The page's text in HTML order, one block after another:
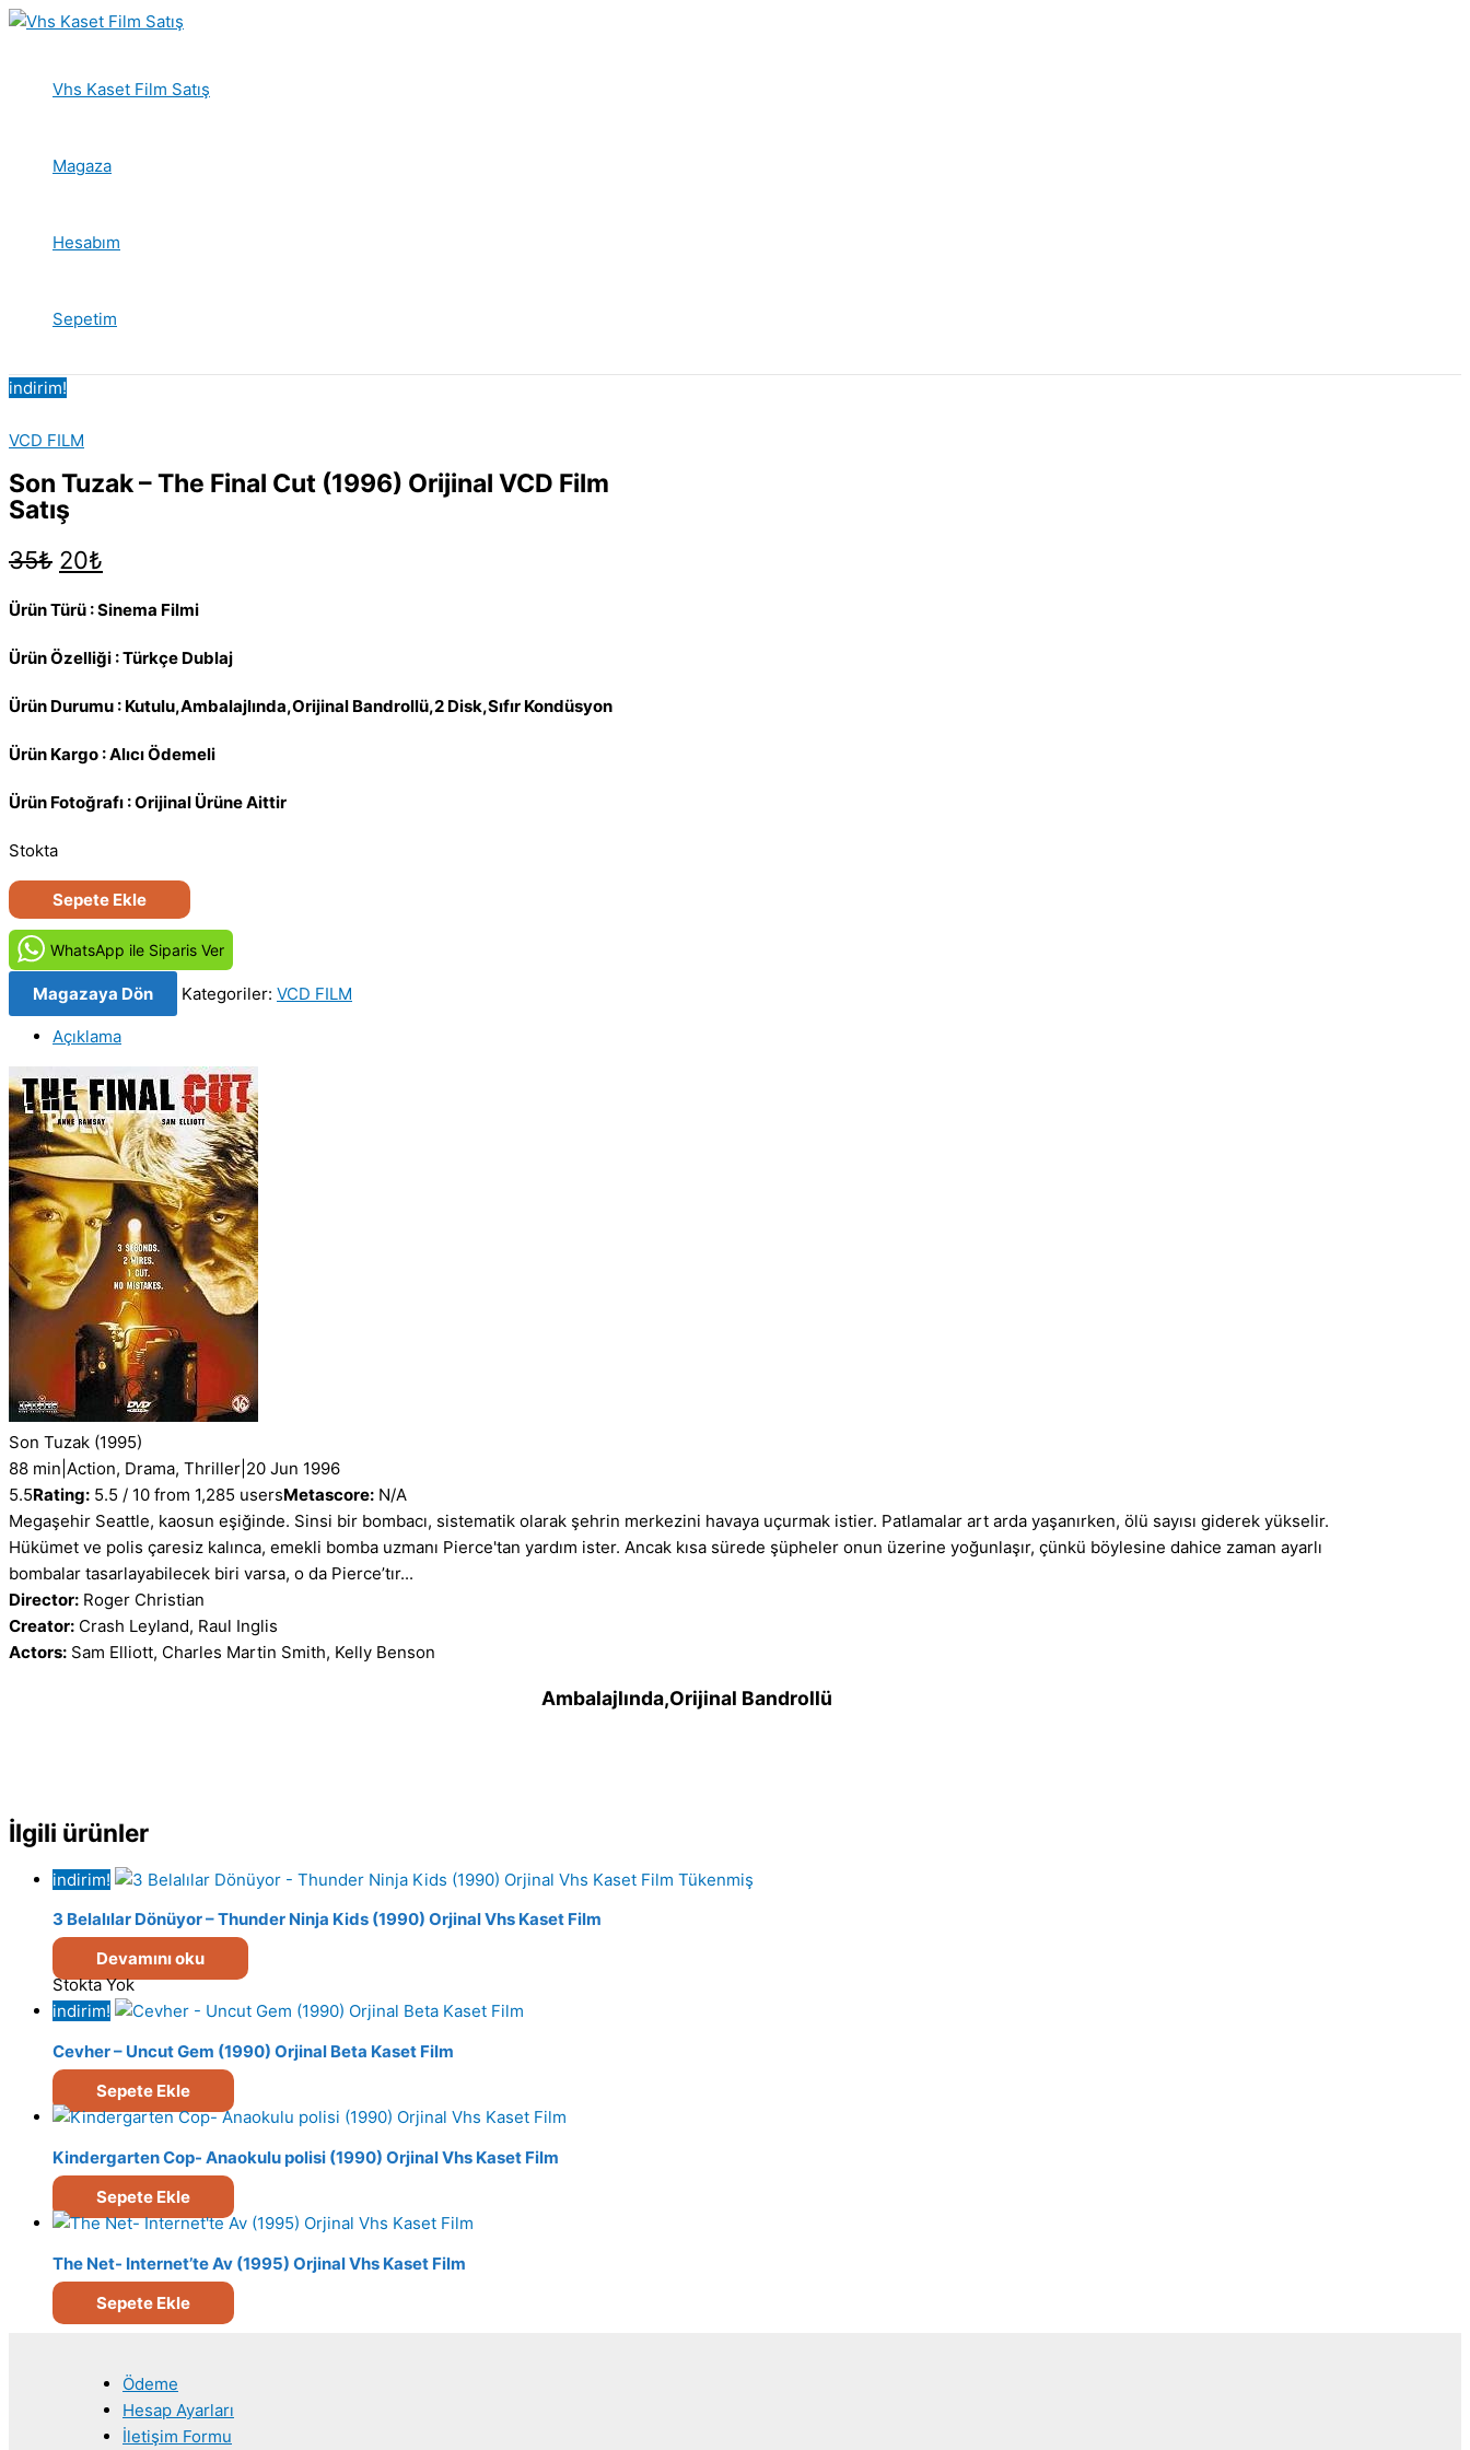
İçeriğe
Vhs Kaset Film Satış
Magaza
Hesabım
Sepetim
indirim!
VCD FILM
Son Tuzak – The Final Cut (1996) Orijinal VCD Film
Satış
35₺ Orijinal
35₺.
20₺
fiyat:
Ürün Türü : Sinema Filmi
Ürün Özelliği : Türkçe Dublaj
Ürün Durumu : Kutulu,Ambalajlında,Orijinal Bandrollü,2 Disk,Sıfır Kondüsyon
Ürün Kargo : Alıcı Ödemeli
Ürün Fotoğrafı : Orijinal Ürüne Aittir
Stokta
Son
Tuzak
The
Final
Cut
(1996)
Orijinal
VCD
Film
Satış
adet
Sepete Ekle
WhatsApp ile Siparis Ver
Magazaya Dön Kategoriler: VCD FILM
Açıklama
Son Tuzak (1995)
88 min Action, Drama, Thriller 20 Jun 1996
5.5Rating: 5.5 / 10 from 1,285 usersMetascore: N/A
Megaşehir Seattle, kaosun eşiğinde. Sinsi bir bombacı, sistematik olarak şehrin merkezini havaya uçurmak istier. Patlamalar art arda yaşanırken, ölü sayısı giderek yükselir.
Hükümet ve polis çaresiz kalınca, emekli bomba uzmanı Pierce'tan yardım ister. Ancak kısa sürede şüpheler onun üzerine yoğunlaşır, çünkü böylesine dahice zaman ayarlı
bombalar tasarlayabilecek biri varsa, o da Pierce’tır...
Director: Roger Christian
Creator: Crash Leyland, Raul Inglis
Actors: Sam Elliott, Charles Martin Smith, Kelly Benson
Ambalajlında,Orijinal Bandrollü
İlgili ürünler
indirim!
Tükenmiş
3 Belalılar Dönüyor – Thunder Ninja Kids (1990) Orjinal Vhs Kaset Film
Devamını oku
Stokta Yok
indirim!
Cevher – Uncut Gem (1990) Orjinal Beta Kaset Film
Sepete Ekle
Kindergarten Cop- Anaokulu polisi (1990) Orjinal Vhs Kaset Film
Sepete Ekle
The Net- Internet’te Av (1995) Orjinal Vhs Kaset Film
Sepete Ekle
Ödeme
Hesap Ayarları
İletişim Formu